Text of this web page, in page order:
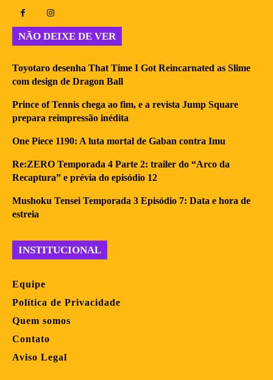
NÃO DEIXE DE VER
Toyotaro desenha That Time I Got Reincarnated as Slime
com design de Dragon Ball
Prince of Tennis chega ao fim, e a revista Jump Square
prepara reimpressão inédita
One Piece 1190: A luta mortal de Gaban contra Imu
Re:ZERO Temporada 4 Parte 2: trailer do “Arco da
Recaptura” e prévia do episódio 12
Mushoku Tensei Temporada 3 Episódio 7: Data e hora de
estreia
INSTITUCIONAL
Equipe
Política de Privacidade
Quem somos
Contato
Aviso Legal